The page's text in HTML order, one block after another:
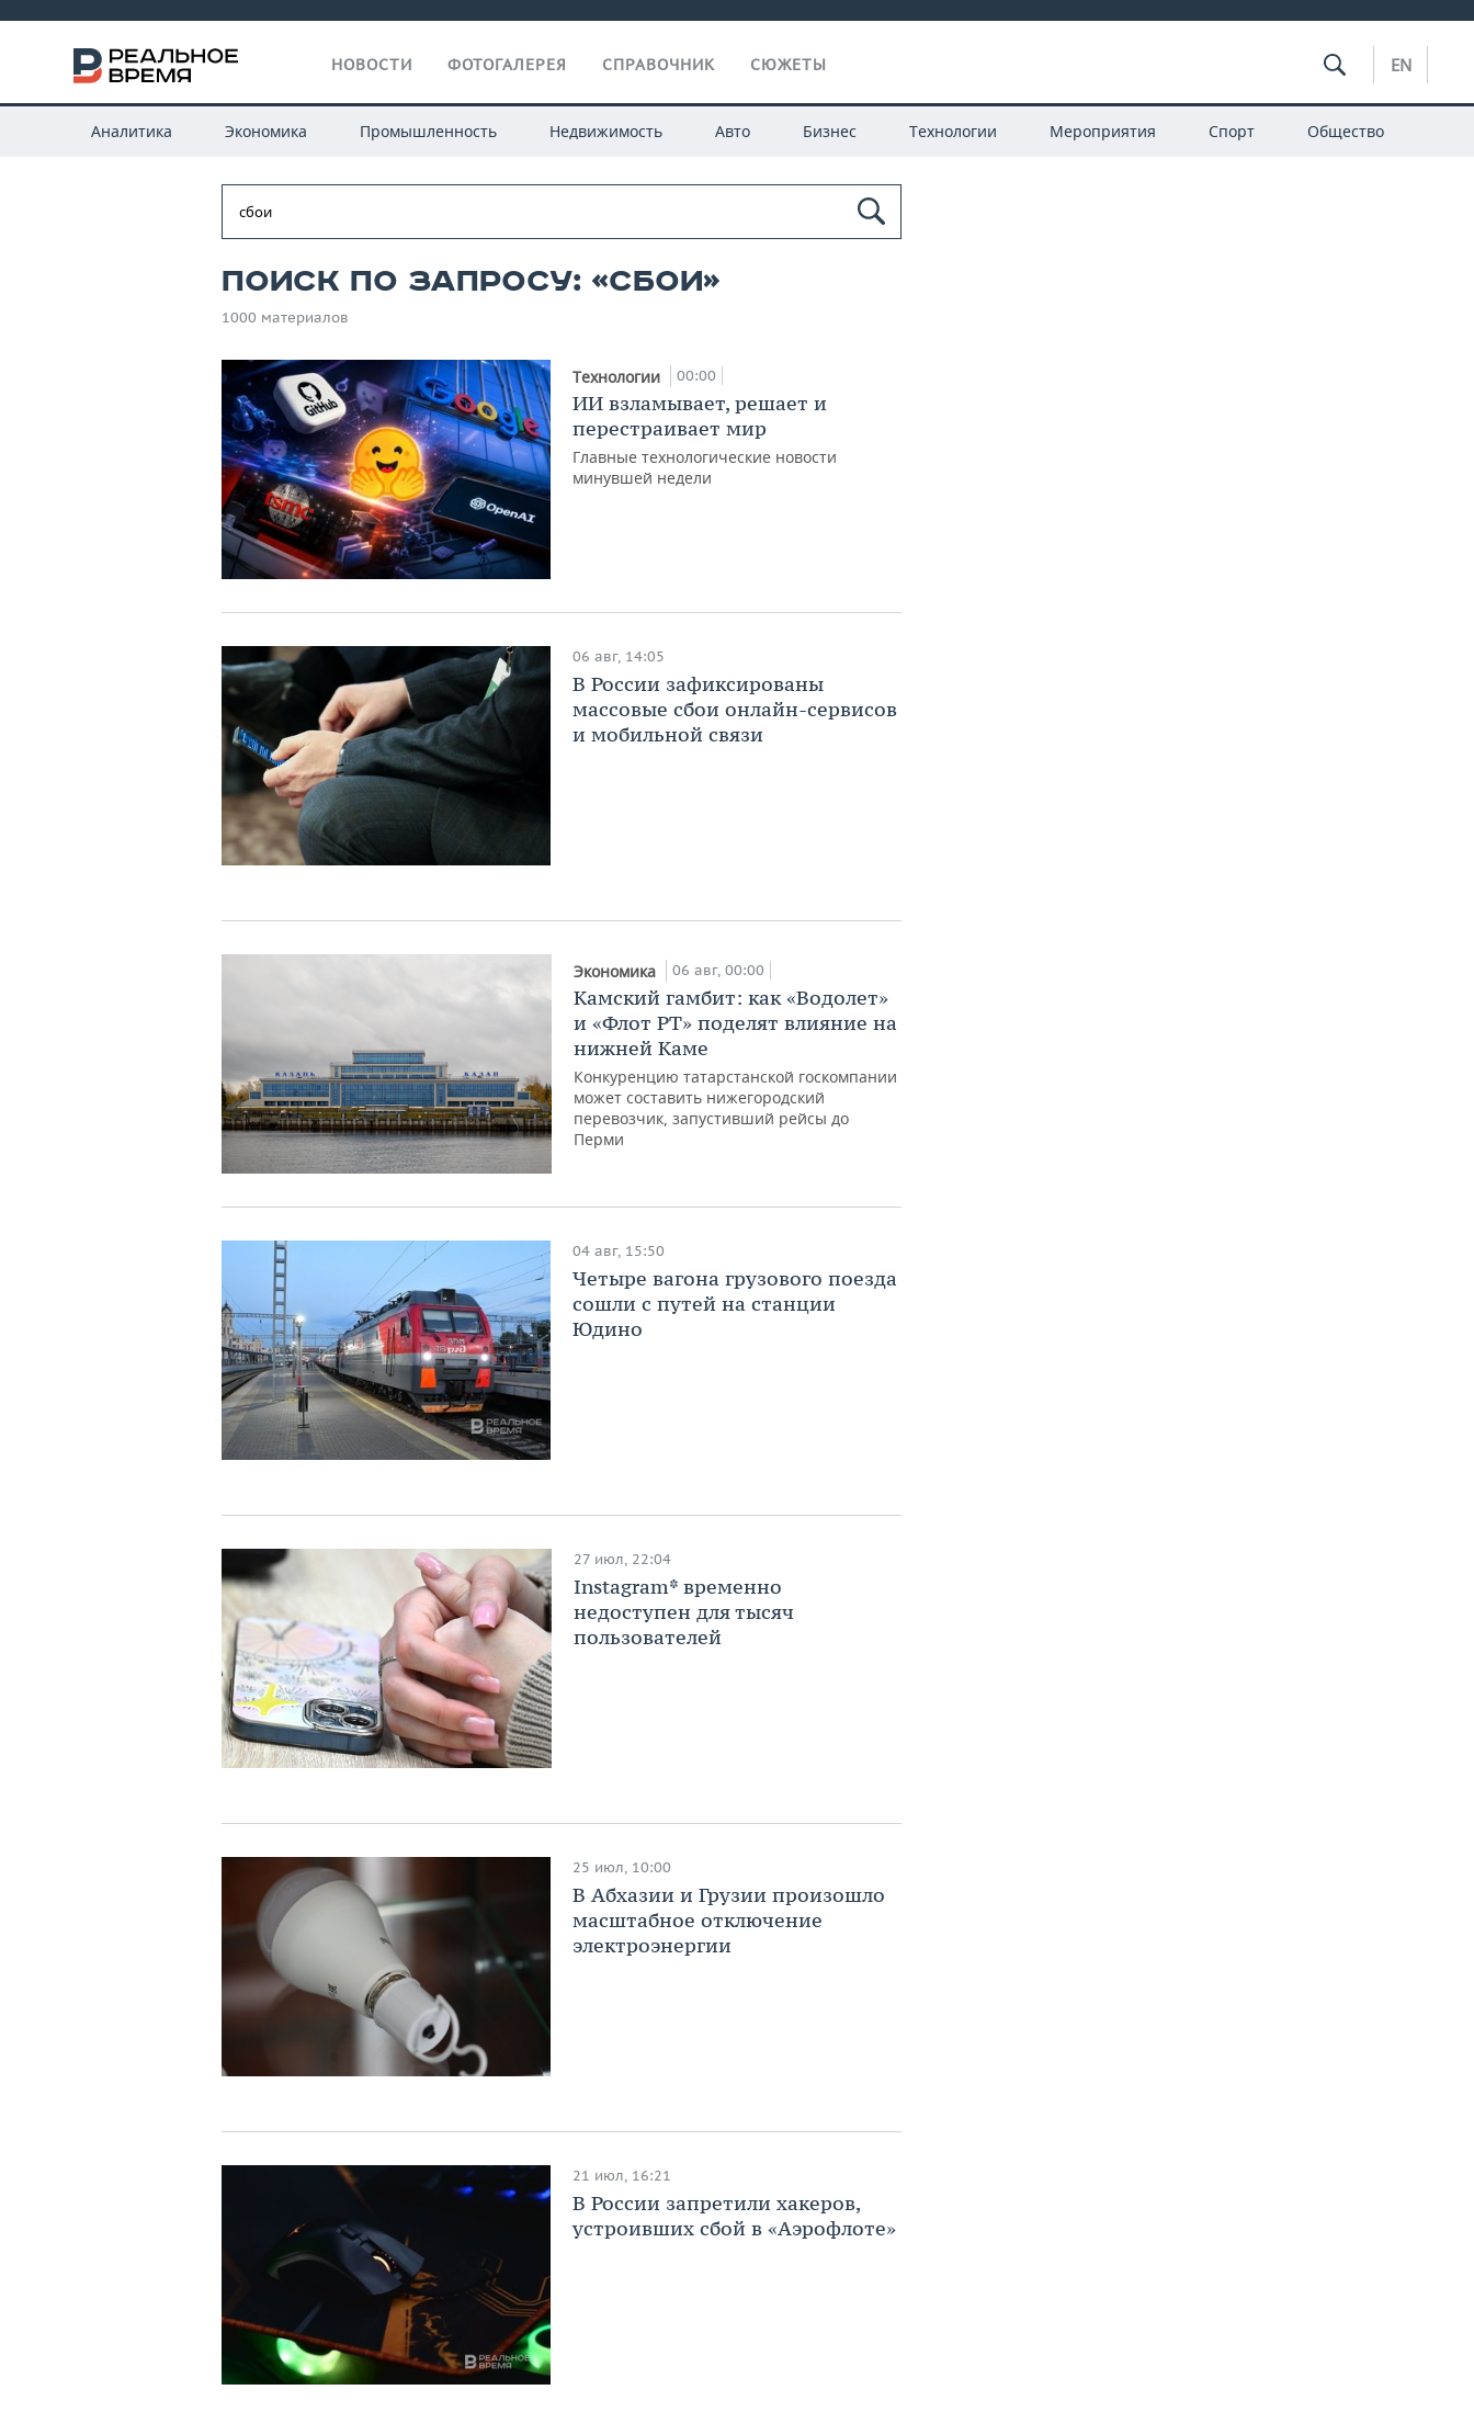
НОВОСТИ ФОТОГАЛЕРЕЯ СПРАВОЧНИК СЮЖЕТЫ EN
Аналитика Экономика Промышленность Недвижимость Авто Бизнес Технологии Мероприятия Спорт Общество
Поиск по запросу: «сбои»
1000 материалов
Технологии 00:00
ИИ взламывает, решает и
перестраивает мир
Главные технологические новости
минувшей недели
06 авг, 14:05
В России зафиксированы
массовые сбои онлайн-сервисов
и мобильной связи
Экономика 06 авг, 00:00
Камский гамбит: как «Водолет»
и «Флот РТ» поделят влияние на
нижней Каме
Конкуренцию татарстанской госкомпании
может составить нижегородский
перевозчик, запустивший рейсы до
Перми
04 авг, 15:50
Четыре вагона грузового поезда
сошли с путей на станции
Юдино
27 июл, 22:04
Instagram* временно
недоступен для тысяч
пользователей
25 июл, 10:00
В Абхазии и Грузии произошло
масштабное отключение
электроэнергии
21 июл, 16:21
В России запретили хакеров,
устроивших сбой в «Аэрофлоте»